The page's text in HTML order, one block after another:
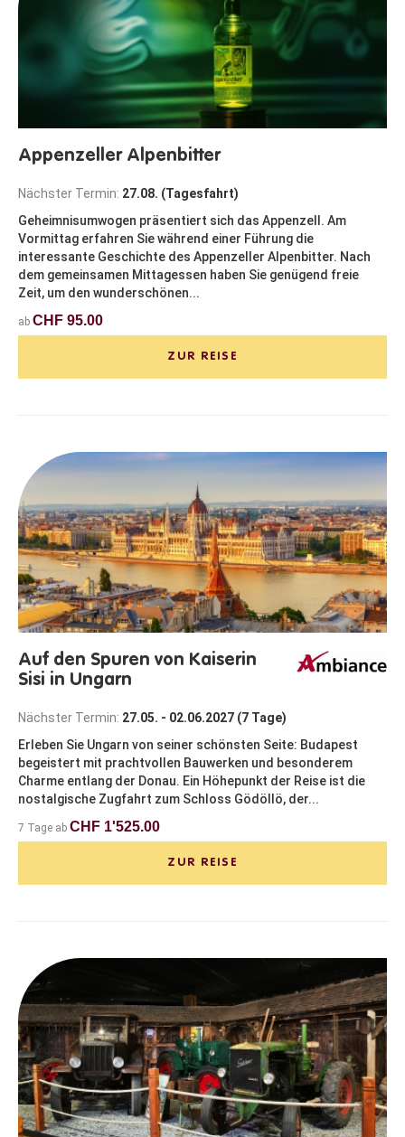
Appenzeller Alpenbitter
Nächster Termin: 27.08. (Tagesfahrt)
Geheimnisumwogen präsentiert sich das Appenzell. Am
Vormittag erfahren Sie während einer Führung die
interessante Geschichte des Appenzeller Alpenbitter. Nach
dem gemeinsamen Mittagessen haben Sie genügend freie
Zeit, um den wunderschönen...
ab CHF 95.00
ZUR REISE
Auf den Spuren von Kaiserin
Sisi in Ungarn
Nächster Termin: 27.05. - 02.06.2027 (7 Tage)
Erleben Sie Ungarn von seiner schönsten Seite: Budapest
begeistert mit prachtvollen Bauwerken und besonderem
Charme entlang der Donau. Ein Höhepunkt der Reise ist die
nostalgische Zugfahrt zum Schloss Gödöllö, der...
7 Tage ab CHF 1'525.00
ZUR REISE